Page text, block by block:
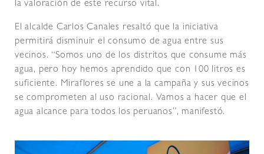
la valoración de este recurso vital.
El alcalde Carlos Canales resaltó que la iniciativa
permitirá disminuir el consumo de agua entre sus
vecinos. “Somos uno de los distritos que consume más
agua, pero hoy hemos aprendido que con 100 litros es
suficiente. Miraflores se une a la campaña y sus vecinos
se comprometen al uso racional. Vamos a hacer que el
agua alcance para todos los peruanos”, manifestó.